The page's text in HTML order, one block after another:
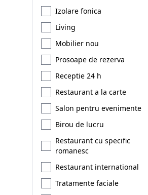
Izolare fonica
Living
Mobilier nou
Prosoape de rezerva
Receptie 24 h
Restaurant a la carte
Salon pentru evenimente
Birou de lucru
Restaurant cu specific
romanesc
Restaurant international
Tratamente faciale